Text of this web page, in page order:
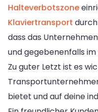
Halteverbotszone
Klaviertransport
dass das
und gegebenenfalls
Zu guter Letzt ist es
bietet und auf deine